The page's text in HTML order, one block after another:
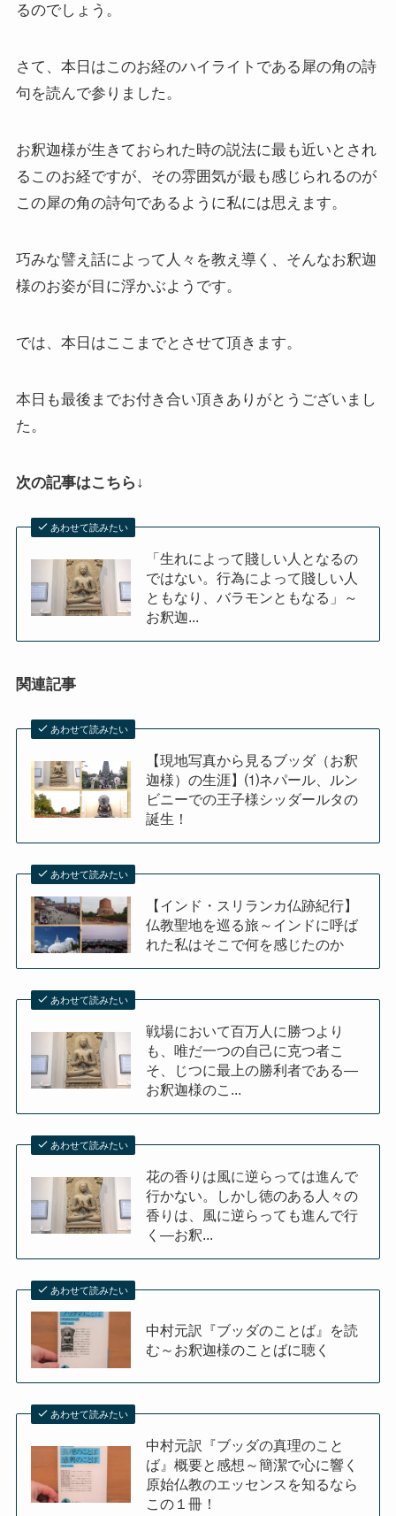
るのでしょう。
さて、本日はこのお経のハイライトである犀の角の詩
句を読んで参りました。
お釈迦様が生きておられた時の説法に最も近いとされ
るこのお経ですが、その雰囲気が最も感じられるのが
この犀の角の詩句であるように私には思えます。
巧みな譬え話によって人々を教え導く、そんなお釈迦
様のお姿が目に浮かぶようです。
では、本日はここまでとさせて頂きます。
本日も最後までお付き合い頂きありがとうございまし
た。
次の記事はこちら↓
あわせて読みたい
「生れによって賤しい人となるの
ではない。行為によって賤しい人
ともなり、バラモンともなる」～
お釈迦...
関連記事
あわせて読みたい
【現地写真から見るブッダ（お釈
迦様）の生涯】⑴ネパール、ルン
ビニーでの王子様シッダールタの
誕生！
あわせて読みたい
【インド・スリランカ仏跡紀行】
仏教聖地を巡る旅～インドに呼ば
れた私はそこで何を感じたのか
あわせて読みたい
戦場において百万人に勝つより
も、唯だ一つの自己に克つ者こ
そ、じつに最上の勝利者である―
お釈迦様のこ...
あわせて読みたい
花の香りは風に逆らっては進んで
行かない。しかし徳のある人々の
香りは、風に逆らっても進んで行
く―お釈...
あわせて読みたい
中村元訳『ブッダのことば』を読
む～お釈迦様のことばに聴く
あわせて読みたい
中村元訳『ブッダの真理のこと
ば』概要と感想～簡潔で心に響く
原始仏教のエッセンスを知るなら
この１冊！